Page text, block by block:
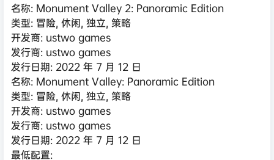
名称: Monument Valley 2: Panoramic Edition
类型: 冒险, 休闲, 独立, 策略
开发商: ustwo games
发行商: ustwo games
发行日期: 2022 年 7 月 12 日
名称: Monument Valley: Panoramic Edition
类型: 冒险, 休闲, 独立, 策略
开发商: ustwo games
发行商: ustwo games
发行日期: 2022 年 7 月 12 日
最低配置: